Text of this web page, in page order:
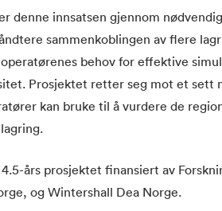
denne innsatsen gjennom
sammenkoblingen av flere
behov for effektive
Prosjektet retter seg mot et sett
kan bruke til å vurdere de
års prosjektet finansiert av
og Wintershall Dea Norge.